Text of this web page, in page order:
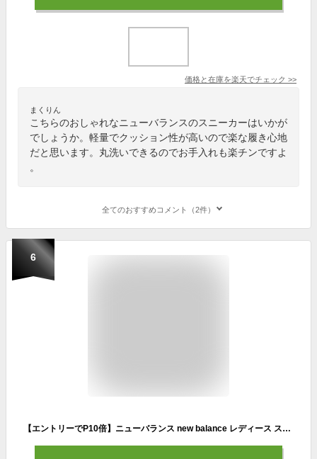
価格と在庫を楽天でチェック >>
まくりん
こちらのおしゃれなニューバランスのスニーカーはいかが
でしょうか。軽量でクッション性が高いので楽な履き心地
だと思います。丸洗いできるのでお手入れも楽チンですよ
。
全てのおすすめコメント（2件）
6
【エントリーでP10倍】ニューバランス new balance レディース スニーカー RCVRYT G4 メンズ D幅 ウォッシャブル フィットネス ウォーキング